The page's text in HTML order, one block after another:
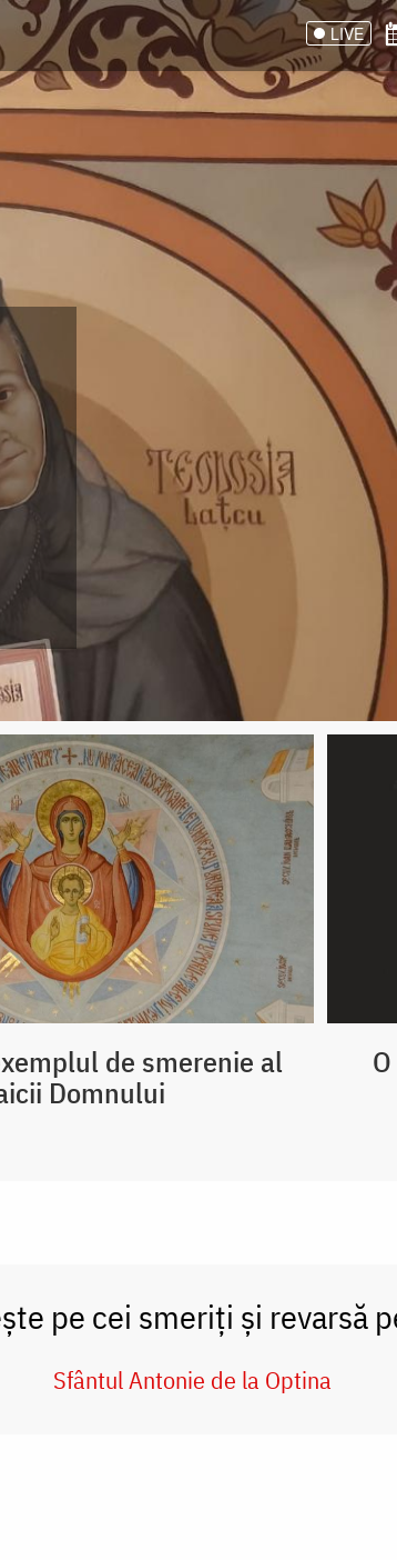
LIVE
de smerenie al
Domnului
pe cei smeriți și revarsă
Sfântul Antonie de la Optina